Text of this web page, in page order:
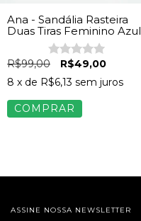
Ana - Sandália Rasteira
Duas Tiras Feminino Azul
R$99,00
R$49,00
8 x de R$6,13 sem juros
COMPRAR
ASSINE NOSSA NEWSLETTER